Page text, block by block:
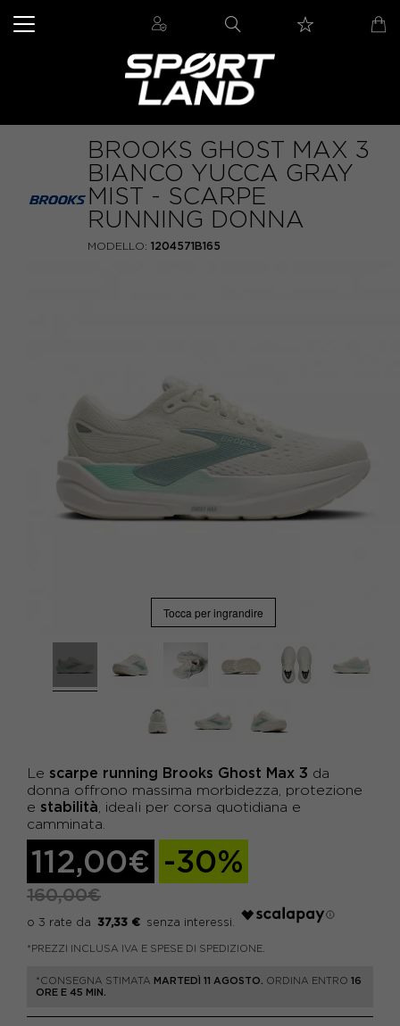
BROOKS GHOST MAX 3
BIANCO YUCCA GRAY
MIST - SCARPE
RUNNING DONNA
MODELLO: 1204571B165
Tocca per ingrandire
Le scarpe running Brooks Ghost Max 3 da
donna offrono massima morbidezza, protezione
e stabilità , ideali per corsa quotidiana e
camminata.
112,00€ -30%
160,00€
37,33 €
*PREZZI INCLUSA IVA E SPESE DI SPEDIZIONE.
*CONSEGNA STIMATA MARTEDÌ 11 AGOSTO. ORDINA ENTRO 16
ORE E 45 MIN.